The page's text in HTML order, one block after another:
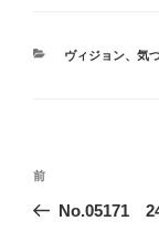
カ
ヴィジョン、 気
投
前
の
前
No.05171